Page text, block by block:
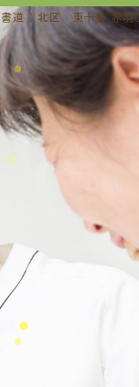
書道 | 北区 東十条 赤羽